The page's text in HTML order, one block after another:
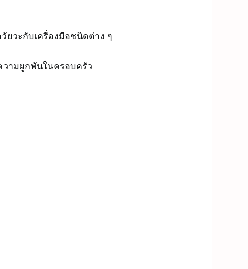
ยวะกับเครื่องมือชนิดต่าง ๆ
วามผูกพันในครอบครัว